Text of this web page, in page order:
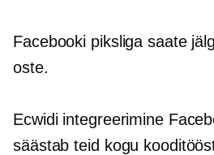
Facebooki piksliga saate
oste.
Ecwidi integreerimine
säästab teid kogu